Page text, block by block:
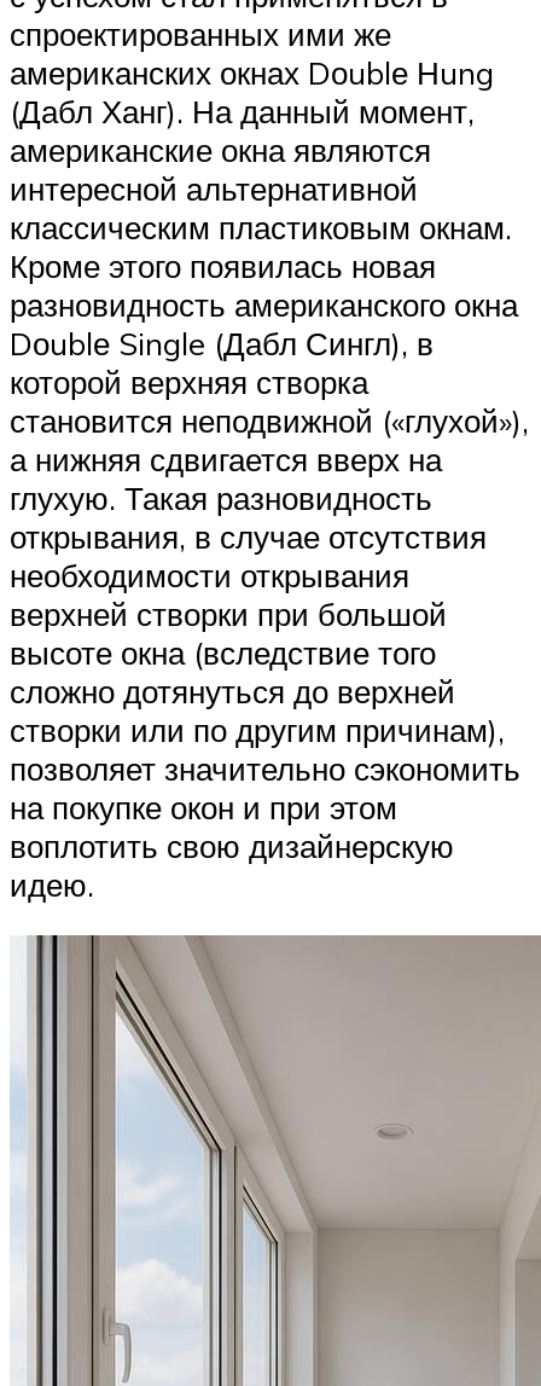
спроектированных ими же
американских окнах Dоublе Нung
(Дабл Ханг). На данный момент,
американские окна являются
интересной альтернативной
классическим пластиковым окнам.
Кроме этого появилась новая
разновидность американского окна
Dоublе Single (Дабл Сингл), в
которой верхняя створка
становится неподвижной («глухой»),
а нижняя сдвигается вверх на
глухую. Такая разновидность
открывания, в случае отсутствия
необходимости открывания
верхней створки при большой
высоте окна (вследствие того
сложно дотянуться до верхней
створки или по другим причинам),
позволяет значительно сэкономить
на покупке окон и при этом
воплотить свою дизайнерскую
идею.